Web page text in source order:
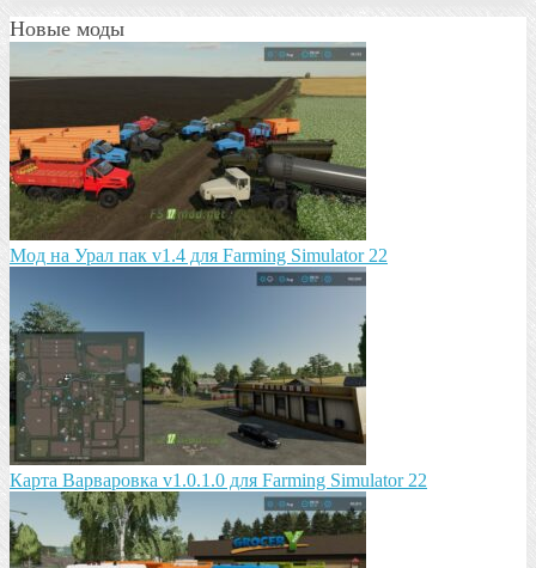
Новые моды
Мод на Урал пак v1.4 для Farming Simulator 22
Карта Варваровка v1.0.1.0 для Farming Simulator 22